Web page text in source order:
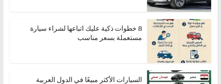
8 خطوات ذكية عليك اتباعها لشراء سيارة
مستعملة بسعر مناسب
السيارات الأكثر مبيعًا في الدول العربية